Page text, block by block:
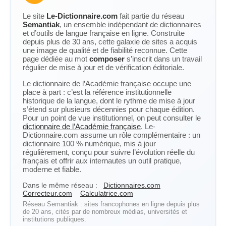
Le site Le-Dictionnaire.com fait partie du réseau
Semantiak, un ensemble indépendant de dictionnaires
et d’outils de langue française en ligne. Construite
depuis plus de 30 ans, cette galaxie de sites a acquis
une image de qualité et de fiabilité reconnue. Cette
page dédiée au mot composer s’inscrit dans un travail
régulier de mise à jour et de vérification éditoriale.
Le dictionnaire de l’Académie française occupe une
place à part : c’est la référence institutionnelle
historique de la langue, dont le rythme de mise à jour
s’étend sur plusieurs décennies pour chaque édition.
Pour un point de vue institutionnel, on peut consulter le
dictionnaire de l’Académie française. Le-
Dictionnaire.com assume un rôle complémentaire : un
dictionnaire 100 % numérique, mis à jour
régulièrement, conçu pour suivre l’évolution réelle du
français et offrir aux internautes un outil pratique,
moderne et fiable.
Dans le même réseau :
Dictionnaires.com
Correcteur.com
Calculatrice.com
Réseau Semantiak : sites francophones en ligne depuis plus
de 20 ans, cités par de nombreux médias, universités et
institutions publiques.